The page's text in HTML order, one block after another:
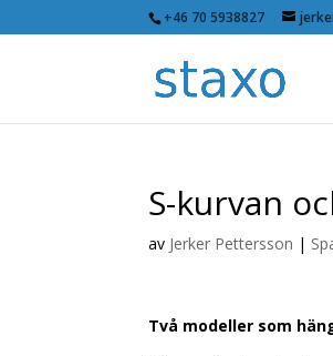
+46 70 5938827
S-kurvan
av Jerker Pettersson |
Två modeller som